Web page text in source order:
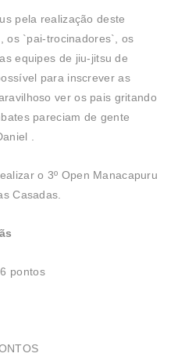
pela realização deste
os `pai-trocinadores`, os
equipes de jiu-jitsu de
para inscrever as
ver os pais gritando
pareciam de gente
.
o 3º Open Manacapuru
Casadas.
pontos